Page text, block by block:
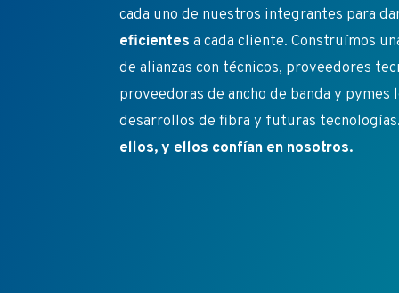
cada uno de nuestros integrantes para
eficientes a cada cliente. Construímos
de alianzas con técnicos, proveedores
proveedoras de ancho de banda y pymes
desarrollos de fibra y futuras
ellos, y ellos confían en nosotros.